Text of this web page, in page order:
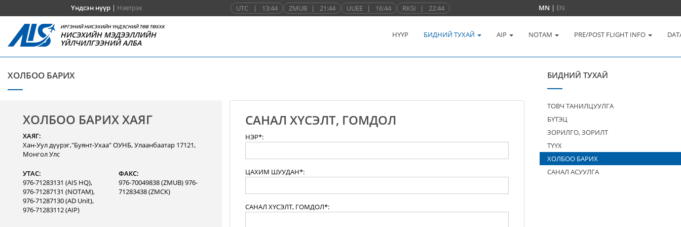
Үндсэн нүүр| Нэвтрэх UTC | 13:44 ZMUB | 21:44 UUEE | 16:44 RKSI | 22:44 MN | EN
ИРГЭНИЙ НИСЭХИЙН ҮНДЭСНИЙ ТӨВ ТӨХХК
НИСЭХИЙН МЭДЭЭЛЛИЙН
ҮЙЛЧИЛГЭЭНИЙ АЛБА
НҮҮР БИДНИЙ ТУХАЙ AIP NOTAM PRE/POST FLIGHT INFO
ХОЛБОО БАРИХ
ХОЛБОО БАРИХ ХАЯГ
ХАЯГ:
Хан-Уул дүүрэг,"Буянт-Ухаа" ОУНБ, Улаанбаатар 17121,
Монгол Улс
УТАС:
976-71283131 (AIS HQ),
976-71287131 (NOTAM),
976-71287130 (AD Unit),
976-71283112 (AIP)
ФАКС:
976-70049838 (ZMUB) 976-
71283438 (ZMCK)
САНАЛ ХҮСЭЛТ, ГОМДОЛ
НЭР*:
ЦАХИМ ШУУДАН*:
САНАЛ ХҮСЭЛТ, ГОМДОЛ*:
БИДНИЙ ТУХАЙ
ТОВЧ ТАНИЛЦУУЛГА
БҮТЭЦ
ЗОРИЛГО, ЗОРИЛТ
ТҮҮХ
ХОЛБОО БАРИХ
САНАЛ АСУУЛГА